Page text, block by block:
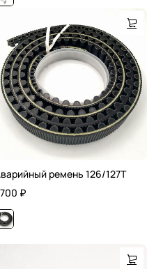
ремень 126/127T
₽